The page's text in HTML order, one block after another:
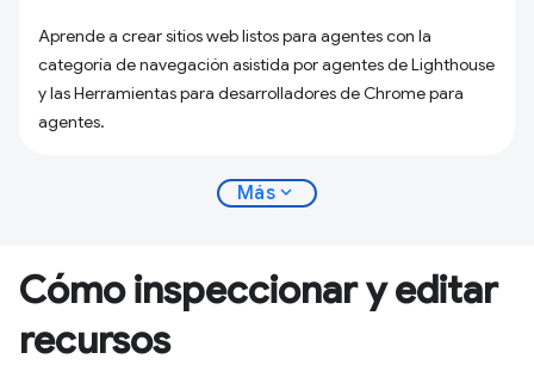
Aprende a crear sitios web listos para agentes con la
categoría de navegación asistida por agentes de Lighthouse
y las Herramientas para desarrolladores de Chrome para
agentes.
Más expand_more
Cómo inspeccionar y editar
recursos